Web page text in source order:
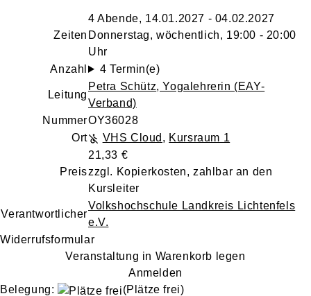
Zeiten
4 Abende, 14.01.2027 - 04.02.2027
Donnerstag, wöchentlich, 19:00 - 20:00
Uhr
Anzahl
4 Termin(e)
Leitung
Petra Schütz, Yogalehrerin (EAY-
Verband)
NummerOY36028
Ort
VHS Cloud , Kursraum 1
Preis
21,33 €
zzgl. Kopierkosten, zahlbar an den
Kursleiter
Verantwortlicher
Volkshochschule Landkreis Lichtenfels
e.V.
Widerrufsformular
Veranstaltung in Warenkorb legen
Anmelden
Belegung:
(Plätze frei)